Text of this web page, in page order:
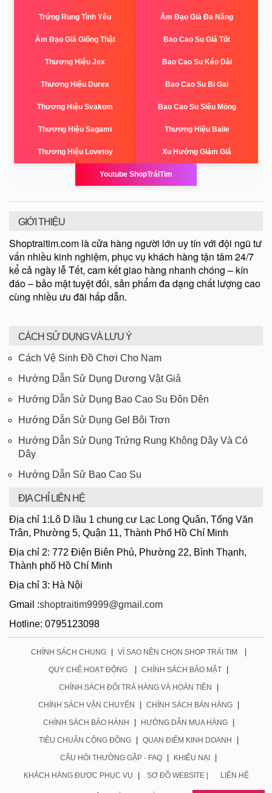
Trứng Rung Tình Yêu Âm Đạo Giả Đa Năng
Âm Đạo Giả Giống Thật Bao Cao Su Giá Tốt
Thương Hiệu Jex Bao Cao Su Kéo Dài
Thương Hiệu Durex Bao Cao Su Bi Gai
Thương Hiệu Svakom Bao Cao Su Siêu Mỏng
Thương Hiệu Sagami Thương Hiệu Baile
Thương Hiệu Lovetoy Xu Hướng Giảm Giá
Youtube ShopTráiTim
GIỚI THIỆU
Shoptraitim.com là cửa hàng người lớn uy tín với đội ngũ tư
vấn nhiều kinh nghiệm, phục vụ khách hàng tận tâm 24/7
kể cả ngày lễ Tết, cam kết giao hàng nhanh chóng – kín
đáo – bảo mật tuyệt đối, sản phẩm đa dạng chất lượng cao
cùng nhiều ưu đãi hấp dẫn.
CÁCH SỬ DỤNG VÀ LƯU Ý
Cách Vệ Sinh Đồ Chơi Cho Nam
Hướng Dẫn Sử Dụng Dương Vật Giả
Hướng Dẫn Sử Dụng Bao Cao Su Đôn Dên
Hướng Dẫn Sử Dụng Gel Bôi Trơn
Hướng Dẫn Sử Dụng Trứng Rung Không Dây Và Có
Dây
Hướng Dẫn Sử Bao Cao Su
ĐỊA CHỈ LIÊN HỆ
Địa chỉ 1:Lô D lầu 1 chung cư Lạc Long Quân, Tống Văn
Trân, Phường 5, Quận 11, Thành Phố Hồ Chí Minh
Địa chỉ 2: 772 Điện Biên Phủ, Phường 22, Bình Thạnh,
Thành phố Hồ Chí Minh
Địa chỉ 3: Hà Nội
Gmail :shoptraitim9999@gmail.com
Hotline: 0795123098
CHÍNH SÁCH CHUNG | VÌ SAO NÊN CHỌN SHOP TRÁI TIM |
QUY CHẾ HOẠT ĐỘNG | CHÍNH SÁCH BẢO MẬT |
CHÍNH SÁCH ĐỔI TRẢ HÀNG VÀ HOÀN TIỀN |
CHÍNH SÁCH VẬN CHUYỂN | CHÍNH SÁCH BÁN HÀNG |
CHÍNH SÁCH BẢO HÀNH | HƯỚNG DẪN MUA HÀNG |
TIÊU CHUẨN CỘNG ĐỒNG | QUAN ĐIỂM KINH DOANH |
CÂU HỎI THƯỜNG GẶP - FAQ | KHIẾU NẠI |
KHÁCH HÀNG ĐƯỢC PHỤC VỤ | SƠ ĐỒ WEBSITE | LIÊN HỆ